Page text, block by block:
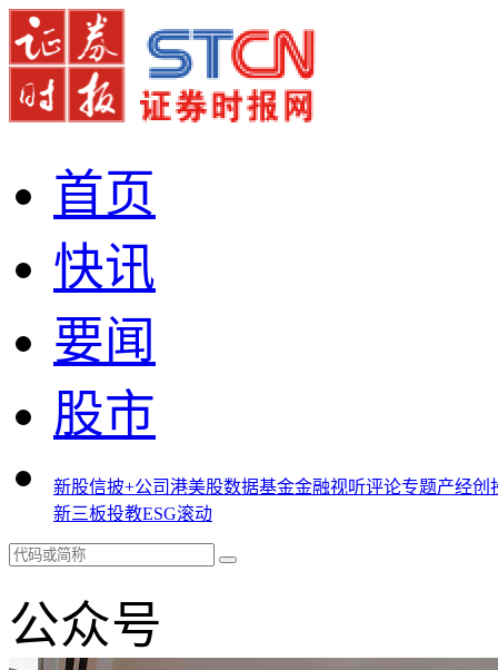
首页
快讯
要闻
股市
新股信披+公司港美股数据基金金融视听评论专题产经创
新三板投教ESG滚动
公众号